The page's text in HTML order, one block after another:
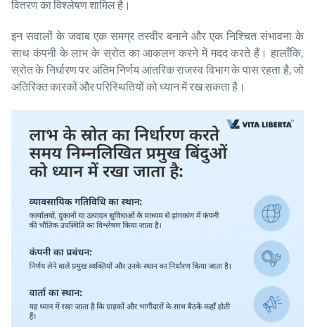
वितरण का विश्लेषण शामिल है।
इन सवालों के जवाब एक समग्र तस्वीर बनाने और एक निश्चित संभावना के
साथ कंपनी के लाभ के स्रोत का आकलन करने में मदद करते हैं। हालाँकि,
स्रोत के निर्धारण पर अंतिम निर्णय आंतरिक राजस्व विभाग के पास रहता है, जो
अतिरिक्त कारकों और परिस्थितियों को ध्यान में रख सकता है।